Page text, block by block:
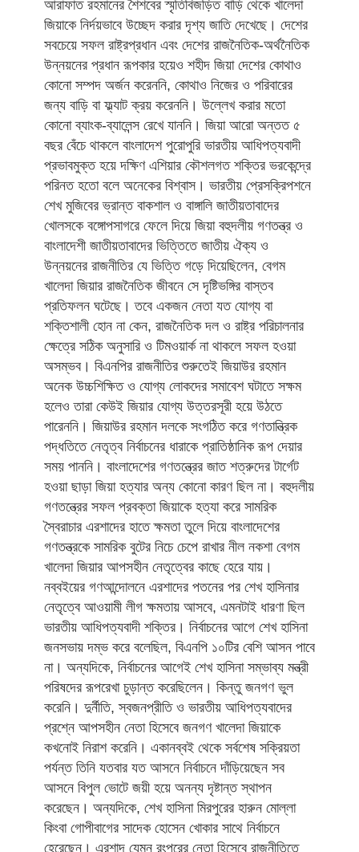
আরাফাত রহমানের শৈশবের স্মৃতিবিজড়িত বাড়ি থেকে খালেদা
জিয়াকে নির্দয়ভাবে উচ্ছেদ করার দৃশ্য জাতি দেখেছে। দেশের
সবচেয়ে সফল রাষ্ট্রপ্রধান এবং দেশের রাজনৈতিক-অর্থনৈতিক
উন্নয়নের প্রধান রূপকার হয়েও শহীদ জিয়া দেশের কোথাও
কোনো সম্পদ অর্জন করেননি, কোথাও নিজের ও পরিবারের
জন্য বাড়ি বা ফ্ল্যাট ক্রয় করেননি। উল্লেখ করার মতো
কোনো ব্যাংক-ব্যালেন্স রেখে যাননি। জিয়া আরো অন্তত ৫
বছর বেঁচে থাকলে বাংলাদেশ পুরোপুরি ভারতীয় আধিপত্যবাদী
প্রভাবমুক্ত হয়ে দক্ষিণ এশিয়ার কৌশলগত শক্তির ভরকেন্দ্রে
পরিনত হতো বলে অনেকের বিশ্বাস। ভারতীয় প্রেসক্রিপশনে
শেখ মুজিবের ভ্রান্ত বাকশাল ও বাঙ্গালি জাতীয়তাবাদের
খোলসকে বঙ্গোপসাগরে ফেলে দিয়ে জিয়া বহুদলীয় গণতন্ত্র ও
বাংলাদেশী জাতীয়তাবাদের ভিত্তিতে জাতীয় ঐক্য ও
উন্নয়নের রাজনীতির যে ভিত্তি গড়ে দিয়েছিলেন, বেগম
খালেদা জিয়ার রাজনৈতিক জীবনে সে দৃষ্টিভঙ্গির বাস্তব
প্রতিফলন ঘটেছে। তবে একজন নেতা যত যোগ্য বা
শক্তিশালী হোন না কেন, রাজনৈতিক দল ও রাষ্ট্র পরিচালনার
ক্ষেত্রে সঠিক অনুসারি ও টিমওয়ার্ক না থাকলে সফল হওয়া
অসম্ভব। বিএনপির রাজনীতির শুরুতেই জিয়াউর রহমান
অনেক উচ্চশিক্ষিত ও যোগ্য লোকদের সমাবেশ ঘটাতে সক্ষম
হলেও তারা কেউই জিয়ার যোগ্য উত্তরসূরী হয়ে উঠতে
পারেননি। জিয়াউর রহমান দলকে সংগঠিত করে গণতান্ত্রিক
পদ্ধতিতে নেতৃত্ব নির্বাচনের ধারাকে প্রাতিষ্ঠানিক রূপ দেয়ার
সময় পাননি। বাংলাদেশের গণতন্ত্রের জাত শত্রুদের টার্গেট
হওয়া ছাড়া জিয়া হত্যার অন্য কোনো কারণ ছিল না। বহুদলীয়
গণতন্ত্রের সফল প্রবক্তা জিয়াকে হত্যা করে সামরিক
স্বৈরাচার এরশাদের হাতে ক্ষমতা তুলে দিয়ে বাংলাদেশের
গণতন্ত্রকে সামরিক বুটের নিচে চেপে রাখার নীল নকশা বেগম
খালেদা জিয়ার আপসহীন নেতৃত্বের কাছে হেরে যায়।
নব্বইয়ের গণআন্দোলনে এরশাদের পতনের পর শেখ হাসিনার
নেতৃত্বে আওয়ামী লীগ ক্ষমতায় আসবে, এমনটাই ধারণা ছিল
ভারতীয় আধিপত্যবাদী শক্তির। নির্বাচনের আগে শেখ হাসিনা
জনসভায় দম্ভ করে বলেছিল, বিএনপি ১০টির বেশি আসন পাবে
না। অন্যদিকে, নির্বাচনের আগেই শেখ হাসিনা সম্ভাব্য মন্ত্রী
পরিষদের রূপরেখা চুড়ান্ত করেছিলেন। কিন্তু জনগণ ভুল
করেনি। দুর্নীতি, স্বজনপ্রীতি ও ভারতীয় আধিপত্যবাদের
প্রশ্নে আপসহীন নেতা হিসেবে জনগণ খালেদা জিয়াকে
কখনোই নিরাশ করেনি। একানব্বই থেকে সর্বশেষ সক্রিয়তা
পর্যন্ত তিনি যতবার যত আসনে নির্বাচনে দাঁড়িয়েছেন সব
আসনে বিপুল ভোটে জয়ী হয়ে অনন্য দৃষ্টান্ত স্থাপন
করেছেন। অন্যদিকে, শেখ হাসিনা মিরপুরের হারুন মোল্লা
কিংবা গোপীবাগের সাদেক হোসেন খোকার সাথে নির্বাচনে
হেরেছেন। এরশাদ যেমন রংপুরের নেতা হিসেবে রাজনীতিতে